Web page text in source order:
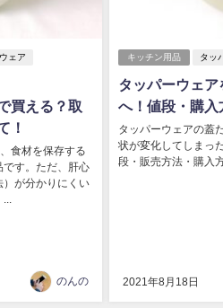
ェア
買える？取
！
食材を保存する
です。ただ、肝心
）が分かりにくい
のんの
キッチン用品 タッ
タッパーウェ
へ！値段・購入
タッパーウェアの蓋
状が変化してしまっ
段・販売方法・購入
2021年8月18日